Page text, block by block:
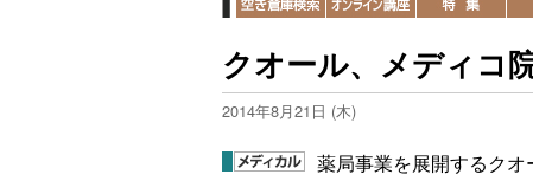
クオール、メディコ
2014年8月21日 (木)
薬局事業を展開するクオ